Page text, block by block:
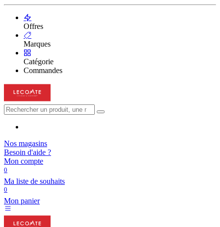
Offres
Marques
Catégorie
Commandes
Nos magasins
Besoin d'aide ?
Mon compte
0
Ma liste de souhaits
0
Mon panier